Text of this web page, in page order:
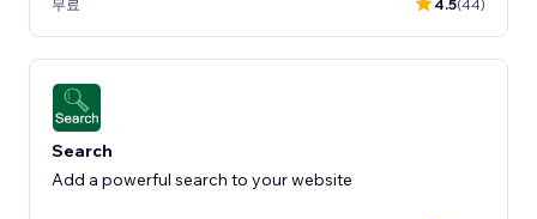
무료 4.5(44)
Search
Add a powerful search to your website